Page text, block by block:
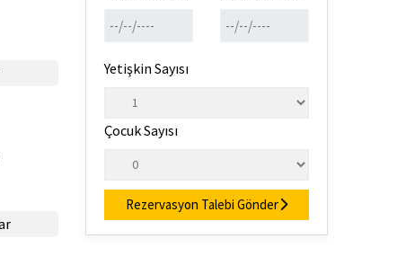
Yetişkin Sayısı
Çocuk Sayısı
Rezervasyon Talebi Gönder